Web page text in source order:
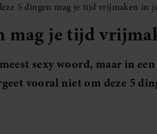
5 dingen mag je tijd vrijmaken in
mag je tijd
sexy woord, maar in
vooral niet om deze 5